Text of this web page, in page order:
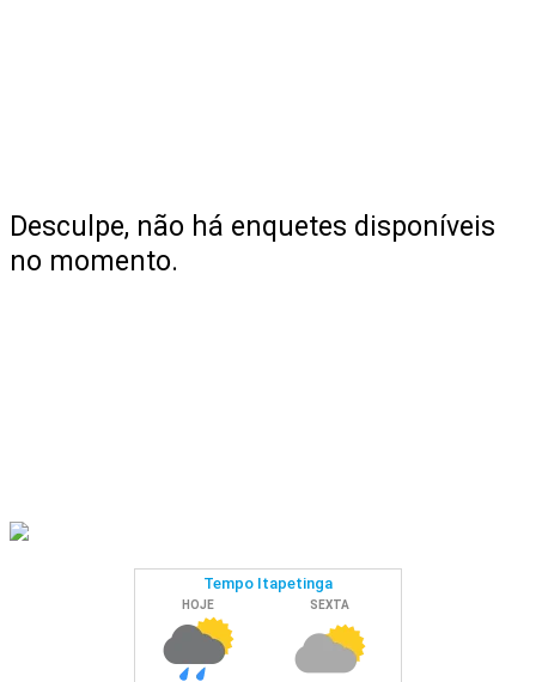
Desculpe, não há enquetes disponíveis
no momento.